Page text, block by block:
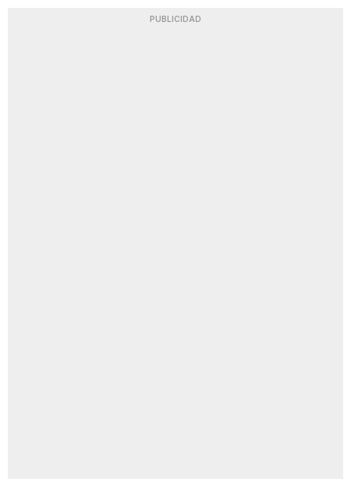
PUBLICIDAD